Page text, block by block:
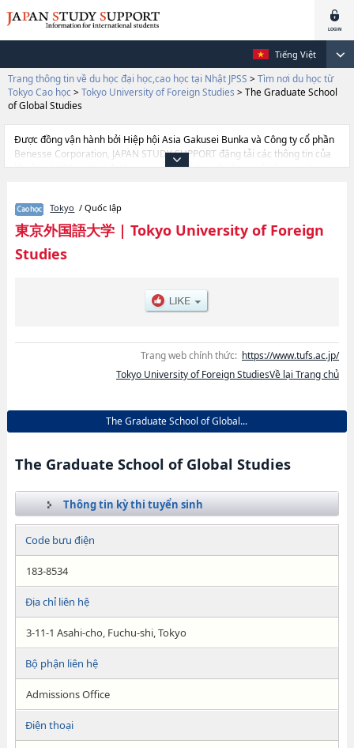
Tiếng Việt
Trang thông tin về du học đại học,cao học tại Nhật JPSS > Tìm nơi du học từ
Tokyo Cao học > Tokyo University of Foreign Studies > The Graduate School
of Global Studies
Được đồng vận hành bởi Hiệp hội Asia Gakusei Bunka và Công ty cổ phần
Benesse Corporation, JAPAN STUDY SUPPORT đăng tải các thông tin của
khoảng 1.300 trường đại học, cao học, trường đại học ngắn hạn, trường
Studies, và thông tin cần thiết dành cho du học sinh, như là về các The
Graduate School of Global Studies, thông tin về từng khoa nghiên cứu,
thông tin liên quan đến thi tuyển như số lượng tuyển sinh, số lượng trúng
tuyển, cở sở trang thiết bị, hướng dẫn địa điểm v.v...
Tokyo / Quốc lập
東京外国語大学| Tokyo University of Foreign
Studies
Trang web chính thức: https://www.tufs.ac.jp/
Tokyo University of Foreign StudiesVề lại Trang chủ
The Graduate School of Global...
The Graduate School of Global Studies
Thông tin kỳ thi tuyển sinh
Code bưu điện
183-8534
Địa chỉ liên hệ
3-11-1 Asahi-cho, Fuchu-shi, Tokyo
Bộ phận liên hệ
Admissions Office
Điện thoại